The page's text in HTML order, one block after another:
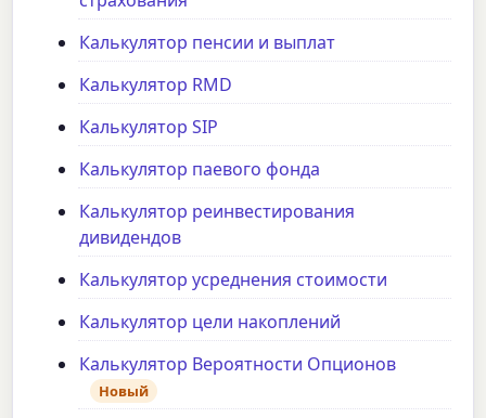
Калькулятор пенсии и выплат
Калькулятор RMD
Калькулятор SIP
Калькулятор паевого фонда
Калькулятор реинвестирования
дивидендов
Калькулятор усреднения стоимости
Калькулятор цели накоплений
Калькулятор Вероятности Опционов
Новый